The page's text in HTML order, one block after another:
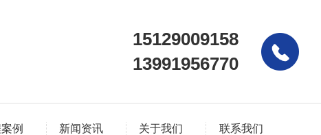
15129009158
13991956770
例 新闻资讯 关于我们 联系我们